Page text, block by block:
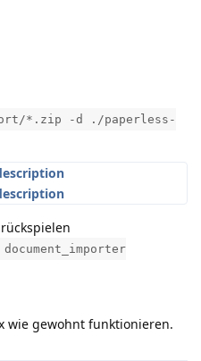
*.zip -d ./paperless-
wie gewohnt funktionieren.